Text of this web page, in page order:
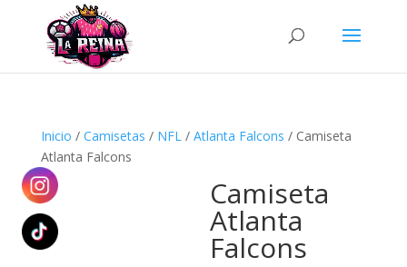
Búsqueda
productos
Inicio / Camisetas / NFL/ Atlanta Falcons / Camiseta
Atlanta Falcons
Camiseta
Atlanta
Falcons